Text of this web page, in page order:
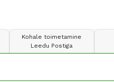
Kohale toimetamine
Leedu Postiga